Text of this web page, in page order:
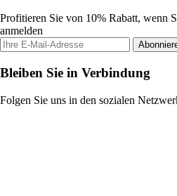
Profitieren Sie von 10% Rabatt, wenn
anmelden
Bleiben Sie in Verbindung
Folgen Sie uns in den sozialen